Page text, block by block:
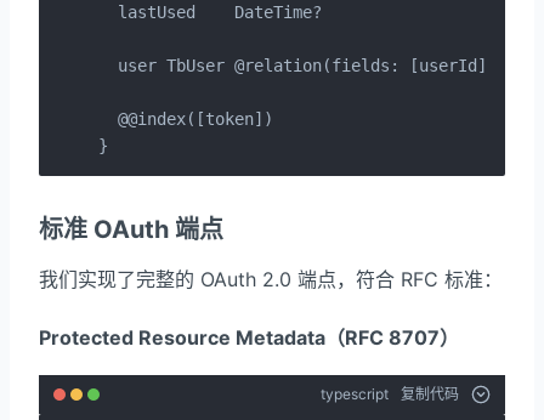
  lastUsed    DateTime?
user TbUser @relation(fields: [userId],
  @@index([token])
}
标准 OAuth 端点
我们实现了完整的 OAuth 2.0 端点，符合 RFC 标准：
Protected Resource Metadata（RFC 8707）
typescript 复制代码